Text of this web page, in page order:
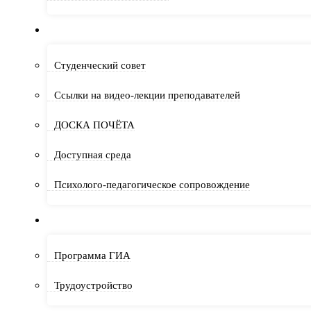
Студенческий совет
Ссылки на видео-лекции преподавателей
ДОСКА ПОЧЁТА
Доступная среда
Психолого-педагогическое сопровождение
Программа ГИА
Трудоустройство